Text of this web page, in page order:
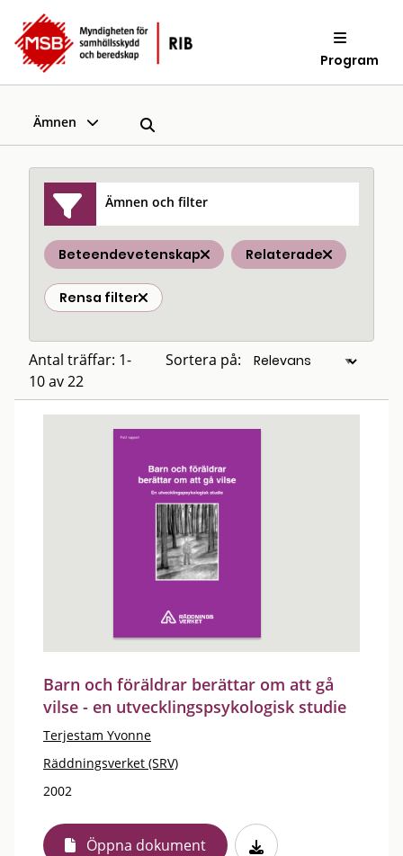
Program
Ämnen
Ämnen och filter
Beteendevetenskap Relaterade
Rensa filter
Antal träffar: 1-
10 av 22
Sortera på:
Barn och föräldrar berättar om att gå
vilse - en utvecklingspsykologisk studie
Terjestam Yvonne
Räddningsverket (SRV)
2002
Öppna dokument